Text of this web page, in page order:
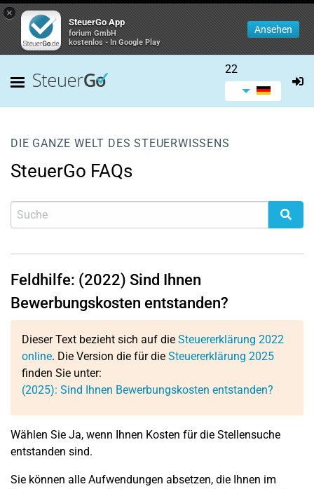
×
SteuerGo App
forium GmbH
kostenlos - In Google Play
Ansehen
22
DIE GANZE WELT DES STEUERWISSENS
SteuerGo FAQs
Feldhilfe: (2022) Sind Ihnen
Bewerbungskosten entstanden?
Dieser Text bezieht sich auf die Steuererklärung 2022
online. Die Version die für die Steuererklärung 2025
finden Sie unter:
(2025): Sind Ihnen Bewerbungskosten entstanden?
Wählen Sie Ja, wenn Ihnen Kosten für die Stellensuche
entstanden sind.
Sie können alle Aufwendungen absetzen, die Ihnen im